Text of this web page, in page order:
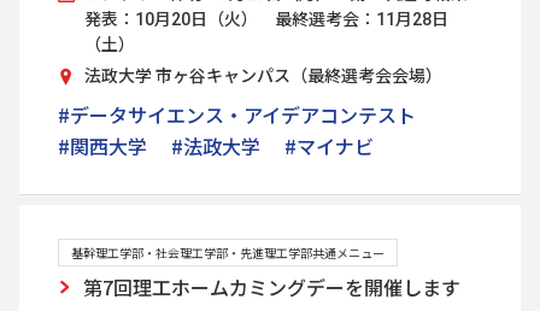
発表：10月20日（火） 最終選考会：11月28日
（土）
法政大学 市ヶ谷キャンパス（最終選考会会場）
#データサイエンス・アイデアコンテスト
#関西大学
#法政大学 #マイナビ
基幹理工学部・社会理工学部・先進理工学部共通メニュー
第7回理工ホームカミングデーを開催します